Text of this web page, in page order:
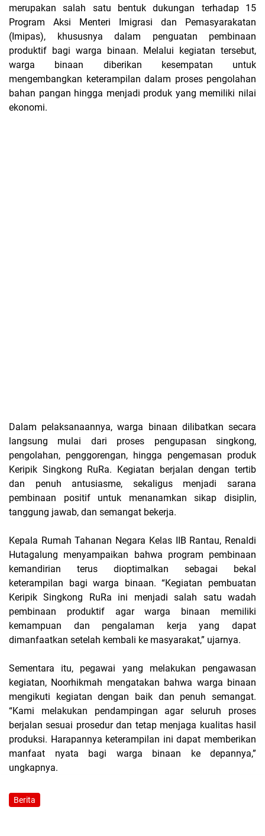
merupakan salah satu bentuk dukungan terhadap 15
Program Aksi Menteri Imigrasi dan Pemasyarakatan
(Imipas), khususnya dalam penguatan pembinaan
produktif bagi warga binaan. Melalui kegiatan tersebut,
warga binaan diberikan kesempatan untuk
mengembangkan keterampilan dalam proses pengolahan
bahan pangan hingga menjadi produk yang memiliki nilai
ekonomi.
Dalam pelaksanaannya, warga binaan dilibatkan secara
langsung mulai dari proses pengupasan singkong,
pengolahan, penggorengan, hingga pengemasan produk
Keripik Singkong RuRa. Kegiatan berjalan dengan tertib
dan penuh antusiasme, sekaligus menjadi sarana
pembinaan positif untuk menanamkan sikap disiplin,
tanggung jawab, dan semangat bekerja.
Kepala Rumah Tahanan Negara Kelas IIB Rantau, Renaldi
Hutagalung menyampaikan bahwa program pembinaan
kemandirian terus dioptimalkan sebagai bekal
keterampilan bagi warga binaan. “Kegiatan pembuatan
Keripik Singkong RuRa ini menjadi salah satu wadah
pembinaan produktif agar warga binaan memiliki
kemampuan dan pengalaman kerja yang dapat
dimanfaatkan setelah kembali ke masyarakat,” ujarnya.
Sementara itu, pegawai yang melakukan pengawasan
kegiatan, Noorhikmah mengatakan bahwa warga binaan
mengikuti kegiatan dengan baik dan penuh semangat.
“Kami melakukan pendampingan agar seluruh proses
berjalan sesuai prosedur dan tetap menjaga kualitas hasil
produksi. Harapannya keterampilan ini dapat memberikan
manfaat nyata bagi warga binaan ke depannya,”
ungkapnya.
Berita